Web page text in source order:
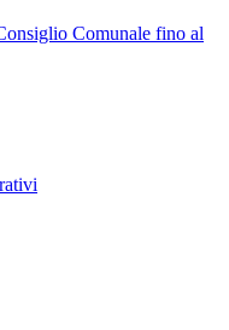
Comunale fino al